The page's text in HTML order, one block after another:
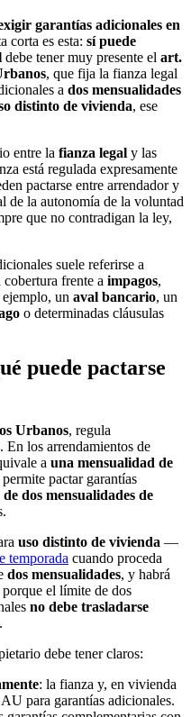
garantías adicionales en
corta es esta: sí puede
debe tener muy presente el art.
, que fija la fianza legal
a dos mensualidades
distinto de vivienda, ese
entre la fianza legal y las
está regulada expresamente
pactarse entre arrendador y
de la autonomía de la voluntad
que no contradigan la ley,
suele referirse a
frente a impagos,
un aval bancario, un
o determinadas cláusulas
puede pactarse
Urbanos, regula
. En los arrendamientos de
a una mensualidad de
pactar garantías
dos mensualidades de
uso distinto de vivienda —
temporada cuando proceda
dos mensualidades, y habrá
el límite de dos
no debe trasladarse
debe tener claros:
: la fianza y, en vivienda
para garantías adicionales.